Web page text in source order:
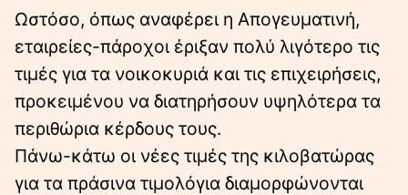
Ωστόσο, όπως αναφέρει η Απογευματινή,
εταιρείες-πάροχοι έριξαν πολύ λιγότερο τις
τιµές για τα νοικοκυριά και τις επιχειρήσεις,
προκειµένου να διατηρήσουν υψηλότερα τα
περιθώρια κέρδους τους.
Πάνω-κάτω οι νέες τιµές της κιλοβατώρας
για τα πράσινα τιµολόγια διαµορφώνονται